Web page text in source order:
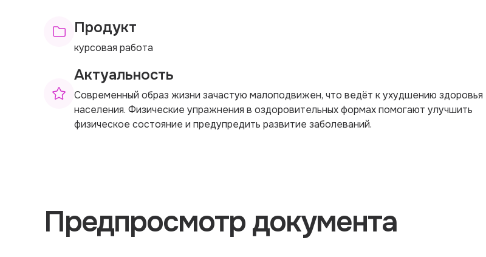
Продукт
курсовая работа
Актуальность
Современный образ жизни зачастую малоподвижен, что ведёт к ухудшению здоровья
населения. Физические упражнения в оздоровительных формах помогают улучшить
физическое состояние и предупредить развитие заболеваний.
Предпросмотр документа